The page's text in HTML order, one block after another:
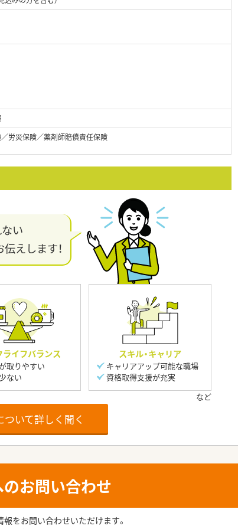
労災保険／薬剤師賠償責任保険
い
伝えします！
ライフバランス
取りやすい
ない
スキル・キャリア
キャリアアップ可能な職場
資格取得支援が充実
いて詳しく聞く
お問い合わせ
をお問い合わせいただけます。